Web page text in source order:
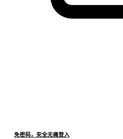
免密码，安全无痛登入